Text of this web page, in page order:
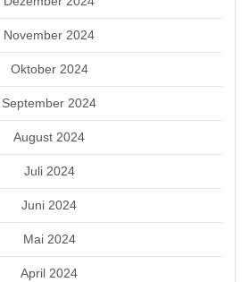
November 2024
Oktober 2024
September 2024
August 2024
Juli 2024
Juni 2024
Mai 2024
April 2024